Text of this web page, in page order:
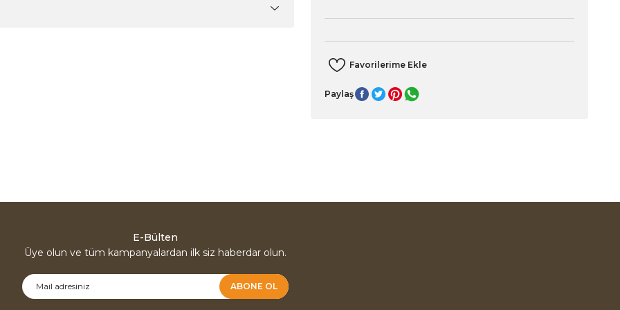
Paylaş
E-Bülten
Üye olun ve tüm kampanyalardan ilk siz haberdar olun.
ABONE OL